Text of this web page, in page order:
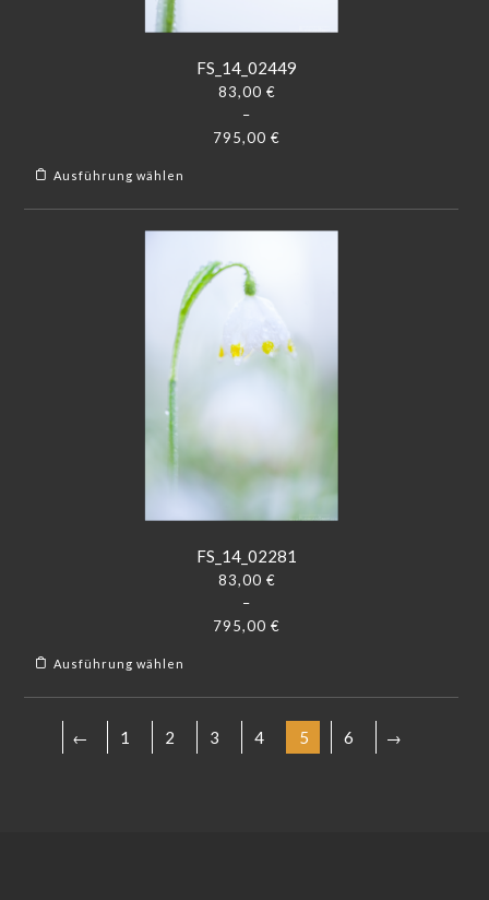
FS_14_02449
83,00 €
–
795,00 €
Ausführung wählen
FS_14_02281
83,00 €
–
795,00 €
Ausführung wählen
← 1 2 3 4 5 6 →